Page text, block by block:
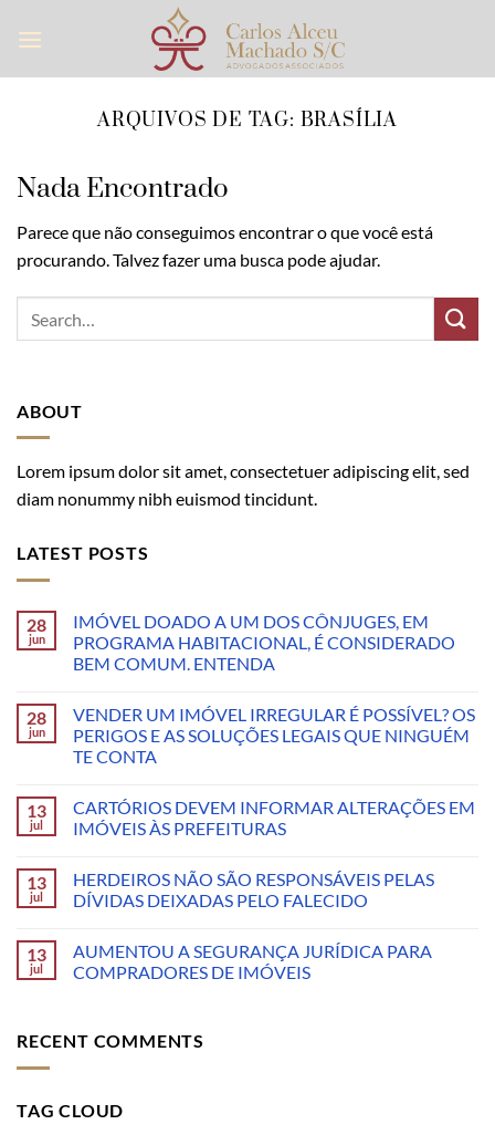
ARQUIVOS DE TAG: BRASÍLIA
Nada Encontrado
Parece que não conseguimos encontrar o que você está
procurando. Talvez fazer uma busca pode ajudar.
ABOUT
Lorem ipsum dolor sit amet, consectetuer adipiscing elit, sed
diam nonummy nibh euismod tincidunt.
LATEST POSTS
28
jun
IMÓVEL DOADO A UM DOS CÔNJUGES, EM
PROGRAMA HABITACIONAL, É CONSIDERADO
BEM COMUM. ENTENDA
28
jun
VENDER UM IMÓVEL IRREGULAR É POSSÍVEL? OS
PERIGOS E AS SOLUÇÕES LEGAIS QUE NINGUÉM
TE CONTA
13
jul
CARTÓRIOS DEVEM INFORMAR ALTERAÇÕES EM
IMÓVEIS ÀS PREFEITURAS
13
jul
HERDEIROS NÃO SÃO RESPONSÁVEIS PELAS
DÍVIDAS DEIXADAS PELO FALECIDO
13
jul
AUMENTOU A SEGURANÇA JURÍDICA PARA
COMPRADORES DE IMÓVEIS
RECENT COMMENTS
TAG CLOUD